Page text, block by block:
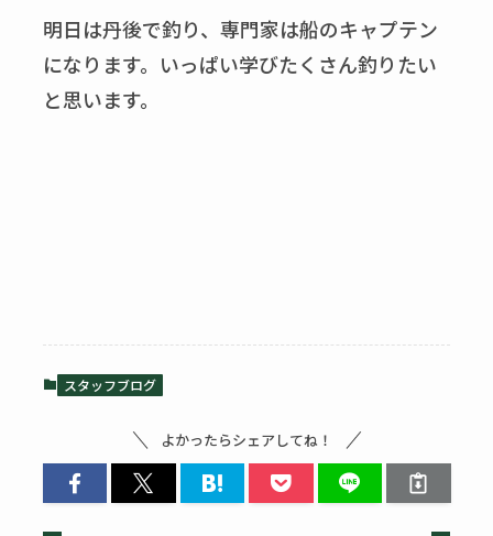
明日は丹後で釣り、専門家は船のキャプテン
になります。いっぱい学びたくさん釣りたい
と思います。
スタッフブログ
よかったらシェアしてね！